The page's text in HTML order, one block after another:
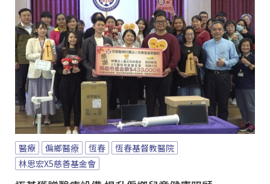
醫療 偏鄉醫療 恆春
恆春基督教醫院
林思宏X5慈善基金會